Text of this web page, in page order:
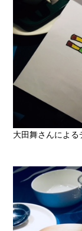
大田舞さんによる